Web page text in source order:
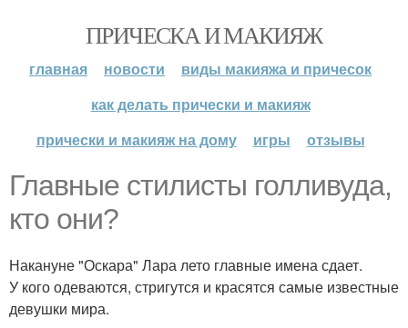
ПРИЧЕСКА И МАКИЯЖ
главная новости
виды макияжа и причесок
как делать прически и макияж
прически и макияж на дому
игры отзывы
Главные стилисты голливуда,
кто они?
Накануне "Оскара" Лара лето главные имена сдает.
У кого одеваются, стригутся и красятся самые известные
девушки мира.